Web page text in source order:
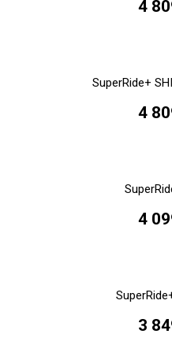
4
SuperRide+
4
4
3